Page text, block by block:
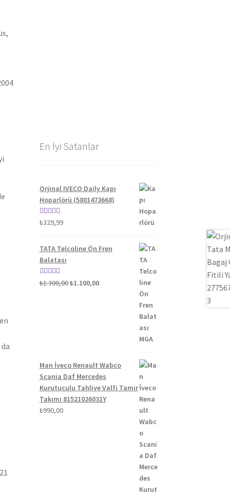
En İyi Satanlar
Orjinal IVECO Daily Kapı
Hoparlörü (5801473668)
5 üzerinden
₺329,99
TATA Telcoline Ön Fren
Balatası
5 üzerinden
₺1.300,00Orijinal
₺1.100,00Şu
Man İveco Renault Wabco
Scania Daf Mercedes
Kurutuculu Tahliye Valfi Tamir
Takımı 81521026031Y
₺990,00